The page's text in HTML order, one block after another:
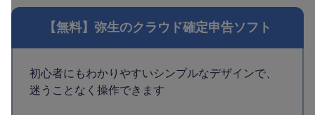
【無料】弥生のクラウド確定申告ソフト
初心者にもわかりやすいシンプルなデザインで、
迷うことなく操作できます